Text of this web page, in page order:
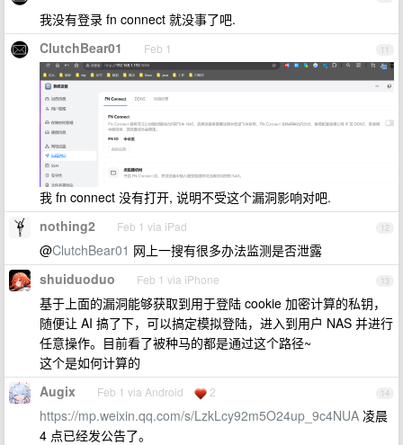
我没有登录 fn connect 就没事了吧.
11
ClutchBear01 Feb 1
我 fn connect 没有打开, 说明不受这个漏洞影响对吧.
12
nothing2 Feb 1 via iPad
@ClutchBear01 网上一搜有很多办法监测是否泄露
13
shuiduoduo Feb 1 via iPhone
基于上面的漏洞能够获取到用于登陆 cookie 加密计算的私钥，
随便让 AI 搞了下，可以搞定模拟登陆，进入到用户 NAS 并进行
任意操作。目前看了被种马的都是通过这个路径~
这个是如何计算的
14
Augix Feb 1 via Android 2
https://mp.weixin.qq.com/s/LzkLcy92m5O24up_9c4NUA 凌晨
4 点已经发公告了。